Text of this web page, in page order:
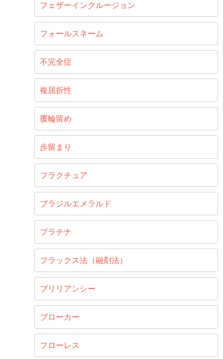
フェザーインクルージョン
フォールスネーム
不完全症
複屈折性
覆輪留め
歩留まり
フラクチュア
ブラジルエメラルド
プラチナ
フラックス法（融剤法）
ブリリアンシー
ブローカー
フローレス